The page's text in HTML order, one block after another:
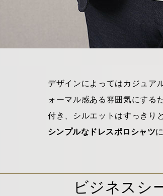
デザインによってはカジュア
ォーマル感ある雰囲気にする
付き、シルエットはすっきり
シンプルなドレスポロシャツ
ビジネスシ